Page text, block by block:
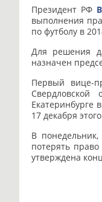
Президент РФ
выполнения
по футболу в
Для решения
назначен
Первый вице-
Екатеринбурге
17 декабря
В
потерять
утверждена